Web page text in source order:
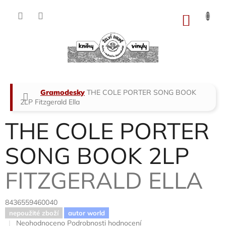
Domů
Gramodesky THE COLE PORTER SONG BOOK
2LP Fitzgerald Ella
THE COLE PORTER
SONG BOOK 2LP
FITZGERALD ELLA
8436559460040
nepoužité zboží autor world
Průměrné
Neohodnoceno Podrobnosti hodnocení